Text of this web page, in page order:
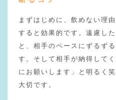
まずはじめに、飲めない理
すると効果的です。遠慮し
と、相手のペースにずるず
す。そして相手が納得して
にお願いします」と明るく
大切です。